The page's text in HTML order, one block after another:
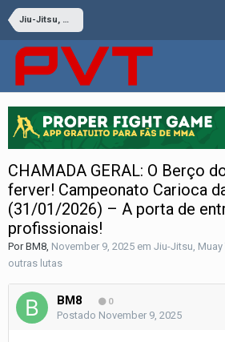
Jiu-Jitsu, Muay Thai, Boxe, Wrestling e outras lutas
CHAMADA GERAL: O Berço
ferver! Campeonato Carioca
(31/01/2026) – A porta de
profissionais!
PorBM8 November 9, 2025 em Jiu-Jitsu, Muay
outras lutas
BM8 0
Postado November 9, 2025